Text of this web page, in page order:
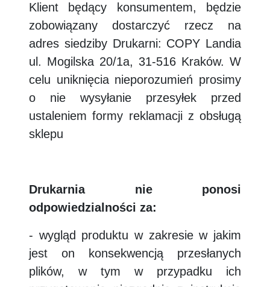
Klient będący konsumentem, będzie
zobowiązany dostarczyć rzecz na
adres siedziby Drukarni: COPY Landia
ul. Mogilska 20/1a, 31-516 Kraków. W
celu uniknięcia nieporozumień prosimy
o nie wysyłanie przesyłek przed
ustaleniem formy reklamacji z obsługą
sklepu
Drukarnia nie ponosi
odpowiedzialności za:
- wygląd produktu w zakresie w jakim
jest on konsekwencją przesłanych
plików, w tym w przypadku ich